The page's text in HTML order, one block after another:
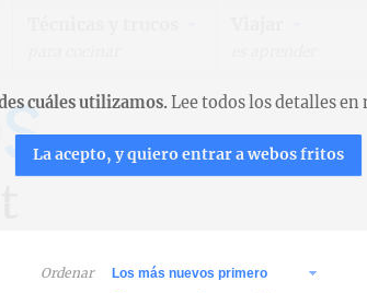
Ordenar
cuáles utilizamos.Lee todos los detalles en
La acepto, y quiero entrar a webos fritos